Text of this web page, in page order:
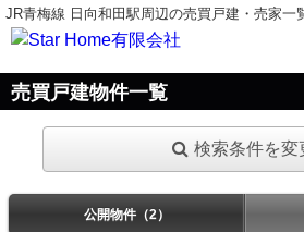
JR青梅線 日向和田駅周辺の売買戸建・売家一
売買戸建物件一覧
検索条件を変
公開物件（2）